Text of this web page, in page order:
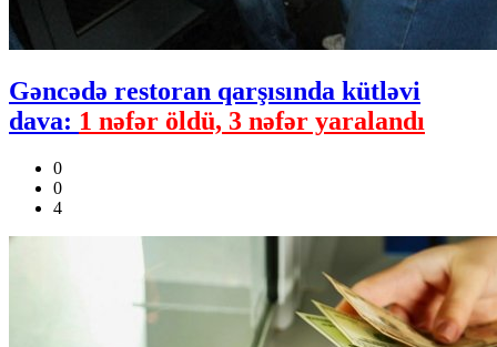
Gəncədə restoran qarşısında kütləvi
dava: 1 nəfər öldü, 3 nəfər yaralandı
0
0
4